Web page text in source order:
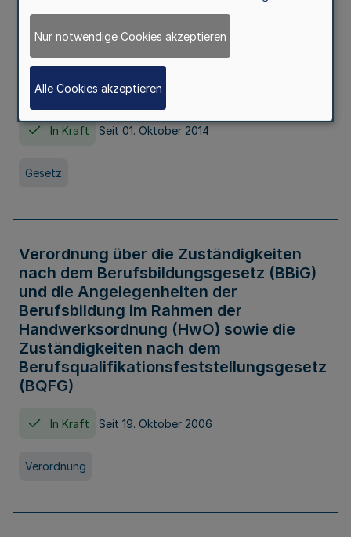
Gesetz über die Hochschulen des Landes
Nordrhein-Westfalen (Hochschulgesetz -
HG)
In Kraft Seit 01. Oktober 2014
Gesetz
Verordnung über die Zuständigkeiten
nach dem Berufsbildungsgesetz (BBiG)
und die Angelegenheiten der
Berufsbildung im Rahmen der
Handwerksordnung (HwO) sowie die
Zuständigkeiten nach dem
Berufsqualifikationsfeststellungsgesetz
(BQFG)
In Kraft Seit 19. Oktober 2006
Verordnung
Nur notwendige Cookies akzeptieren
Alle Cookies akzeptieren